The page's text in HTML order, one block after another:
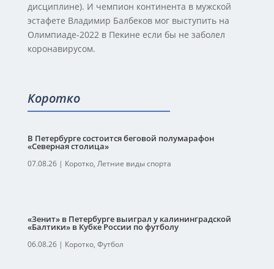
дисциплине). И чемпион континента в мужской
эстафете Владимир Балбеков мог выступить на
Олимпиаде-2022 в Пекине если бы не заболел
коронавирусом.
Коротко
В Петербурге состоится беговой полумарафон
«Северная столица»
07.08.26| Коротко, Летние виды спорта
«Зенит» в Петербурге выиграл у калининградской
«Балтики» в Кубке России по футболу
06.08.26| Коротко, Футбол